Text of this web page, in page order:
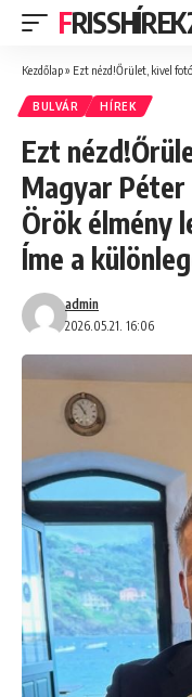
Kezdőlap» Ezt nézd!Őrület, kivel fotózták le
BULVÁR HÍREK
Ezt
Magyar
Örök élmény
Íme a
2026.05.21. 16:06
admin